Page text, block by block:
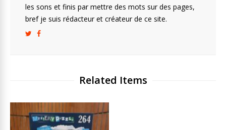
les sons et finis par mettre des mots sur des pages,
bref je suis rédacteur et créateur de ce site.
Related Items